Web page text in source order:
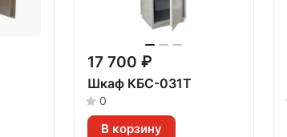
17 700 ₽
Шкаф КБС-031Т
0
В корзину